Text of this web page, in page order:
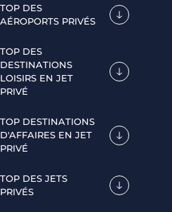
TOP DES
AÉROPORTS PRIVÉS
TOP DES
DESTINATIONS
LOISIRS EN JET
PRIVÉ
TOP DESTINATIONS
D'AFFAIRES EN JET
PRIVÉ
TOP DES JETS
PRIVÉS